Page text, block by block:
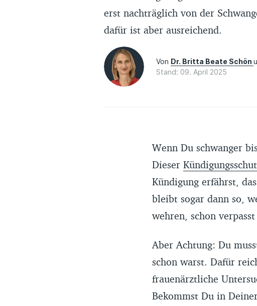
erst nachträglich von der
dafür ist aber ausreichend.
Von Dr. Britta Beate Schön
Stand: 09. April 2025
Wenn Du schwanger
Dieser
Kündigung erfährst,
bleibt sogar dann so,
wehren, schon verpasst
Aber Achtung: Du
schon warst. Dafür
frauenärztliche
Bekommst Du in